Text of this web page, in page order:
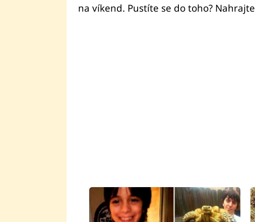
na víkend. Pustíte se do toho?